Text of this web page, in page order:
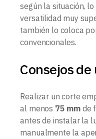
según la situación,
versatilidad muy
también lo coloca
convencionales.
Consejos
Realizar un corte
al menos 75 mm de
antes de instalar la
manualmente la